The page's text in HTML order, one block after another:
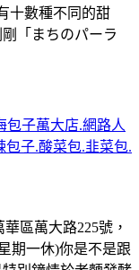
十數種不同的甜
「まちのパーラ
包子萬大店.網路人
子.酸菜包.韭菜包.
區萬大路225號，
期一休)你是不是跟